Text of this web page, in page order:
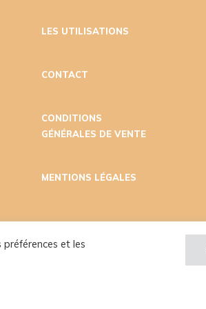
LES UTILISATIONS
CONTACT
CONDITIONS
GÉNÉRALES DE VENTE
MENTIONS LÉGALES
et les